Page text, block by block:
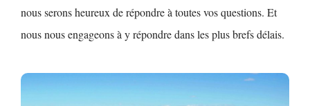
nous serons heureux de répondre à toutes vos questions. Et
nous nous engageons à y répondre dans les plus brefs délais.